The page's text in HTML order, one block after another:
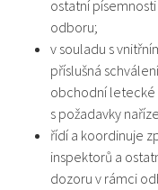
ostatní
odboru;
v souladu s
příslušná
obchodní letecké
s požadavky
řídí a koordinuje
inspektorů a
dozoru v rámci